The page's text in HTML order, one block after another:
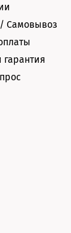
Самовывоз
гарантия